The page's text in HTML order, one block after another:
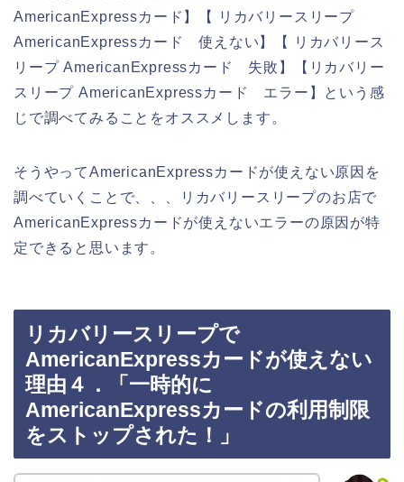
AmericanExpressカード】【 リカバリースリープ
AmericanExpressカード 使えない】【 リカバリース
リープ AmericanExpressカード 失敗】【リカバリー
スリープ AmericanExpressカード エラー】という感
じで調べてみることをオススメします。
そうやってAmericanExpressカードが使えない原因を
調べていくことで、、、リカバリースリープのお店で
AmericanExpressカードが使えないエラーの原因が特
定できると思います。
リカバリースリープで
AmericanExpressカードが使えない
理由４．「一時的に
AmericanExpressカードの利用制限
をストップされた！」